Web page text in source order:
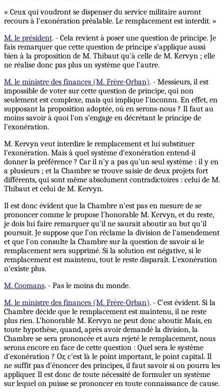
« Ceux qui voudront se dispenser du service militaire auront
recours à l'exonération préalable. Le remplacement est interdit. »
M. le président. - Cela revient à poser une question de principe. Je
fais remarquer que cette question de principe s'applique aussi
bien à la proposition de M. Thibaut qu'à celle de M. Kervyn ; elle
ne réalise donc pas plus un système que l'autre.
M. le ministre des finances (M. Frère-Orban). - Messieurs, il est
impossible de voter sur cette question de principe, qui non
seulement est complexe, mais qui implique l'inconnu. En effet, en
supposant la proposition adoptée, où en serons-nous ? Il faut au
moins savoir à quoi l'on s'engage en décrétant le principe de
l'exonération.
M. Kervyn veut interdire le remplacement et lui substituer
l'exonération. Mais à quel système d'exonération entend-il
donner la préférence ? Car il n'y a pas qu'un seul système : il y en
a plusieurs ; et la Chambre se trouve saisie de deux projets fort
différents, qui sont même absolument contradictoires : celui de M.
Thibaut et celui de M. Kervyn.
Il est donc évident que la Chambre n'est pas en mesure de se
prononcer comme le propose l'honorable M. Kervyn, et du reste,
je dois lui faire remarquer qu'il ne saurait aboutir au but qu'il
poursuit. Je suppose que l'on réclame la division de l'amendement
et que l'on consulte la Chambre sur la question de savoir si le
remplacement sera supprimé. Si la solution est négative, si le
remplacement est maintenu, tout le reste disparaît. L'exonération
n'existe plus.
M. Coomans. - Pas le moins du monde.
M. le ministre des finances (M. Frère-Orban). - C'est évident. Si la
Chambre décide que le remplacement est maintenu, il ne reste
plus rien. L'honorable M. Kervyn ne peut donc aboutir. Mais, en
toute hypothèse, quand, après avoir demandé la division, la
Chambre se sera prononcée et aura rejeté le remplacement, nous
serons encore en face de cette question : Quel sera le système
d'exonération ? Or, c'est là le point important, le point capital. Il
ne suffit pas d'énoncer des principes, il faut savoir si on pourra les
appliquer. Il est donc de toute nécessité de formuler un système
sur lequel on puisse se prononcer en toute connaissance de cause.